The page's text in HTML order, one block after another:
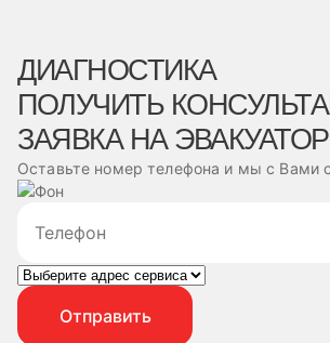
ДИАГНОСТИКА
ПОЛУЧИТЬ
ЗАЯВКА НА ЭВАКУАТОР
Оставьте номер телефона и мы с Вами